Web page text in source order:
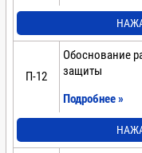
П-12
Обоснование
защиты
Подробнее »